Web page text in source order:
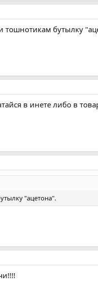
тошнотикам бутылку
в инете либо в
"ацетона".